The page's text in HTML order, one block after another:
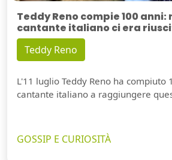
Teddy Reno compie 100 anni:
cantante italiano ci era
Teddy Reno
L'11 luglio Teddy Reno ha compiuto
cantante italiano a raggiungere
GOSSIP E CURIOSITÀ